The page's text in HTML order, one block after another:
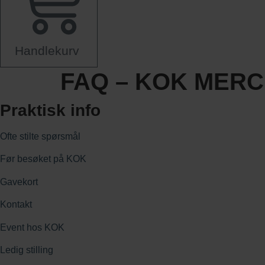
Handlekurv
FAQ – KOK
Praktisk info
Ofte stilte spørsmål
Før besøket på KOK
Gavekort
Kontakt
Event hos KOK
Ledig stilling